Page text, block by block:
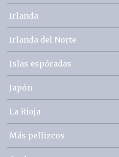
Irlanda
Irlanda del Norte
Islas espóradas
Japón
La Rioja
Más pellizcos